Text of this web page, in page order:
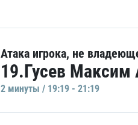
Атака игрока, не
19.Гусев Максим
2 минуты / 19:19 - 21:19